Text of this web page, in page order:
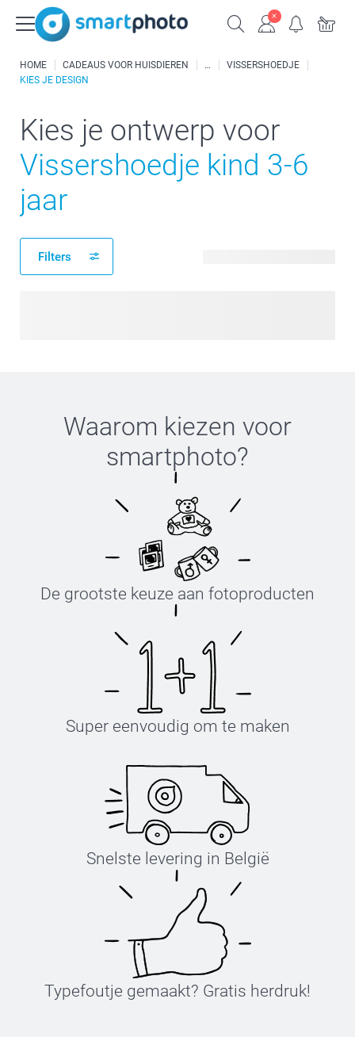
HOME CADEAUS VOOR HUISDIEREN
VISSERSHOEDJE
KIES JE DESIGN
Kies je ontwerp voor
Vissershoedje kind 3-6
jaar
Filters
Waarom kiezen voor
smartphoto?
De grootste keuze aan fotoproducten
Super eenvoudig om te maken
Snelste levering in België
Typefoutje gemaakt? Gratis herdruk!